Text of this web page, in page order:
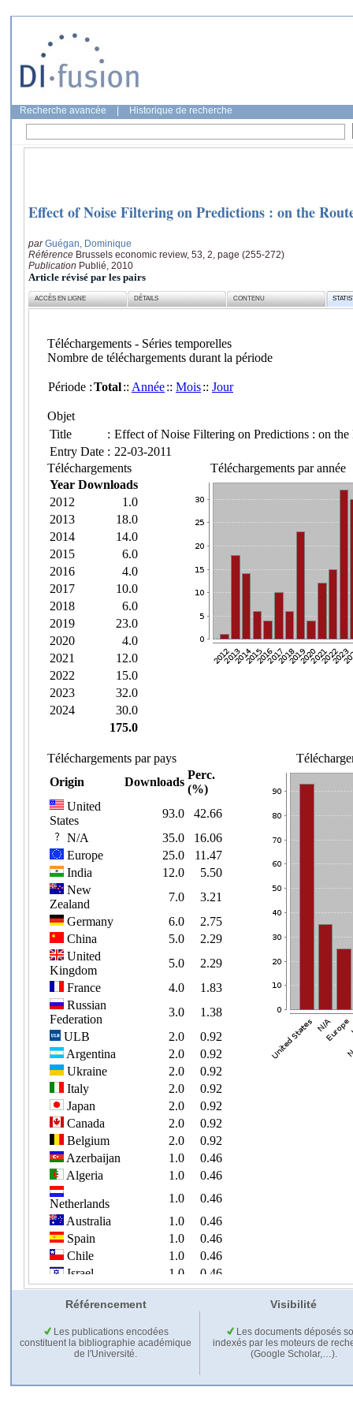
Recherche avancée Historique de recherche
Effect of Noise Filtering on Predictions : on the
parGuégan, Dominique
Référence Brussels economic review, 53, 2, page (255-272)
Publication Publié, 2010
Article révisé par les pairs
ACCÈS EN LIGNE DÉTAILS CONTENU
Référencement Visibilité
Les publications encodées
constituent la bibliographie académique
de l'Université.
Les documents déposés
indexés par les moteurs de
(Google Scholar,…).